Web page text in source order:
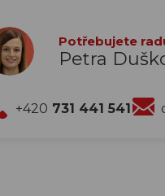
Potřebujete
Petra
+420 731 441 541